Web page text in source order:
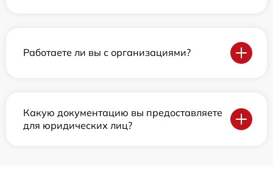
Работаете ли вы с организациями?
Какую документацию вы предоставляете
для юридических лиц?